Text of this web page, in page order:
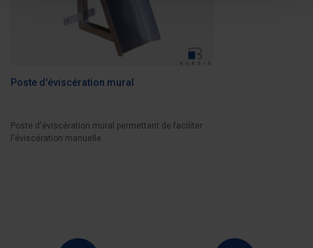
Poste d'éviscération mural
Poste d'éviscération mural permettant de faciliter
l'éviscération manuelle...